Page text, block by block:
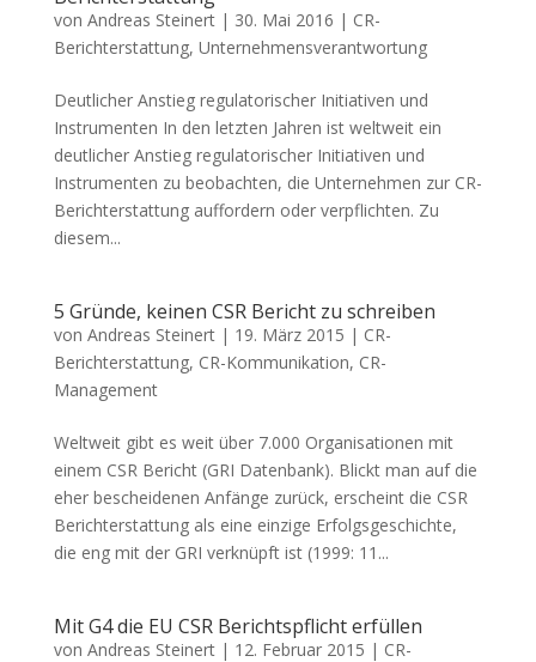
von Andreas Steinert| 30. Mai 2016 | CR-
Berichterstattung, Unternehmensverantwortung
Deutlicher Anstieg regulatorischer Initiativen und
Instrumenten In den letzten Jahren ist weltweit ein
deutlicher Anstieg regulatorischer Initiativen und
Instrumenten zu beobachten, die Unternehmen zur CR-
Berichterstattung auffordern oder verpflichten. Zu
diesem...
5 Gründe, keinen CSR Bericht zu schreiben
von Andreas Steinert| 19. März 2015 | CR-
Berichterstattung, CR-Kommunikation, CR-
Management
Weltweit gibt es weit über 7.000 Organisationen mit
einem CSR Bericht (GRI Datenbank). Blickt man auf die
eher bescheidenen Anfänge zurück, erscheint die CSR
Berichterstattung als eine einzige Erfolgsgeschichte,
die eng mit der GRI verknüpft ist (1999: 11...
Mit G4 die EU CSR Berichtspflicht erfüllen
von Andreas Steinert| 12. Februar 2015 | CR-